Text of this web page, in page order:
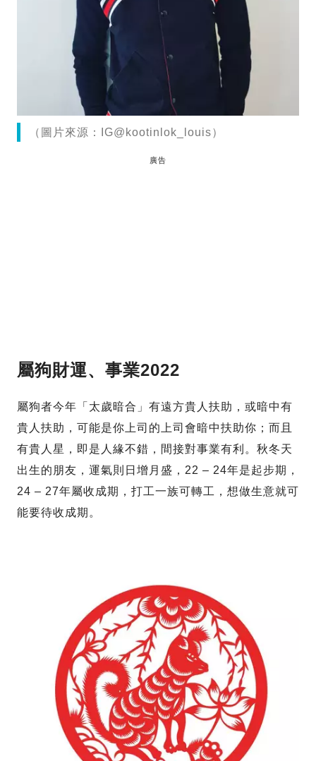
（圖片來源：IG@kootinlok_louis）
廣告
屬狗財運、 事業2022
屬狗者今年「太歲暗合」有遠方貴人扶助，或暗中有
貴人扶助，可能是你上司的上司會暗中扶助你；而且
有貴人星，即是人緣不錯，間接對事業有利。秋冬天
出生的朋友，運氣則日增月盛，22 – 24年是起步期，
24 – 27年屬收成期，打工一族可轉工，想做生意就可
能要待收成期。